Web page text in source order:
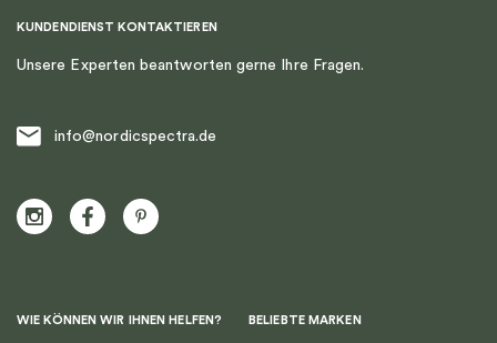
KUNDENDIENST KONTAKTIEREN
Unsere Experten beantworten gerne Ihre Fragen.
info@nordicspectra.de
WIE KÖNNEN WIR IHNEN HELFEN? BELIEBTE MARKEN